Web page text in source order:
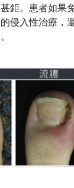
鉅。患者如果
侵入性治療，